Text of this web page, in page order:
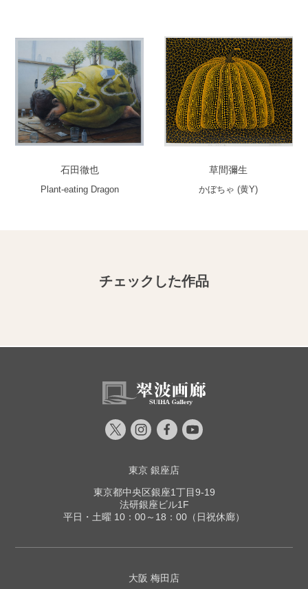
石田徹也
Plant-eating Dragon
草間彌生
かぼちゃ (黄Y)
チェックした作品
東京 銀座店
東京都中央区銀座1丁目9-19
法研銀座ビル1F
平日・土曜 10：00～18：00（日祝休廊）
大阪 梅田店